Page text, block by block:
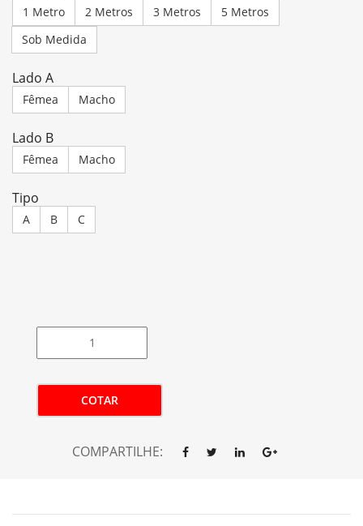
1 Metro 2 Metros 3 Metros
5 Metros
Sob Medida
Lado A
Fêmea Macho
Lado B
Fêmea Macho
Tipo
A B C
COTAR
COMPARTILHE: